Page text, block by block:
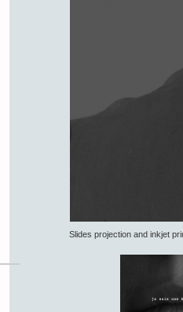
Slides projection and inkjet